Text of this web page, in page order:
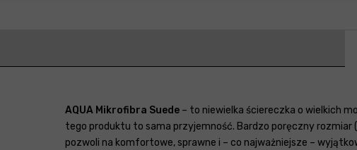
AQUA Mikrofibra Suede – to niewielka ściereczka o wielkich
tego produktu to sama przyjemność. Bardzo poręczny rozmiar
pozwoli na komfortowe, sprawne i – co najważniejsze –